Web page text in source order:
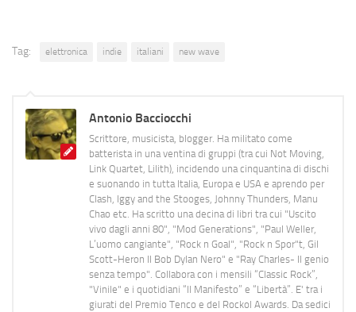
Tag: elettronica indie italiani new wave
Antonio Bacciocchi
Scrittore, musicista, blogger. Ha militato come
batterista in una ventina di gruppi (tra cui Not Moving,
Link Quartet, Lilith), incidendo una cinquantina di dischi
e suonando in tutta Italia, Europa e USA e aprendo per
Clash, Iggy and the Stooges, Johnny Thunders, Manu
Chao etc. Ha scritto una decina di libri tra cui "Uscito
vivo dagli anni 80", "Mod Generations", "Paul Weller,
L’uomo cangiante", "Rock n Goal", "Rock n Spor"t, Gil
Scott-Heron Il Bob Dylan Nero" e "Ray Charles- Il genio
senza tempo". Collabora con i mensili “Classic Rock”,
"Vinile" e i quotidiani “Il Manifesto” e “Libertà”. E' tra i
giurati del Premio Tenco e del Rockol Awards. Da sedici